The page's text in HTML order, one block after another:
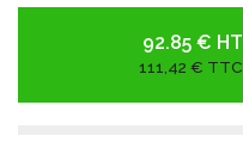
92.85 € HT
111,42 € TTC